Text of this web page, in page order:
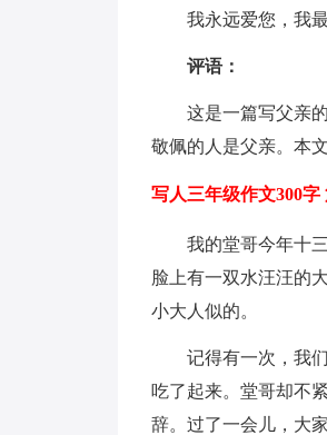
我永远爱您，我
评语：
这是一篇写父亲
敬佩的人是父亲。本
写人三年级作文300字
我的堂哥今年十
脸上有一双水汪汪的
小大人似的。
记得有一次，我
吃了起来。堂哥却不
辞。过了一会儿，大